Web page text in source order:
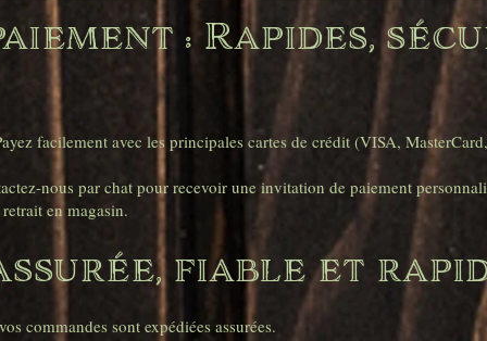
: Rapides,
facilement avec les principales cartes de crédit (VISA,
nous par chat pour recevoir une invitation de paiement
en magasin.
fiable et
commandes sont expédiées assurées.